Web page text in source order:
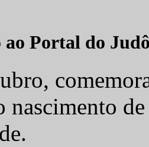
Portal do
nascimento